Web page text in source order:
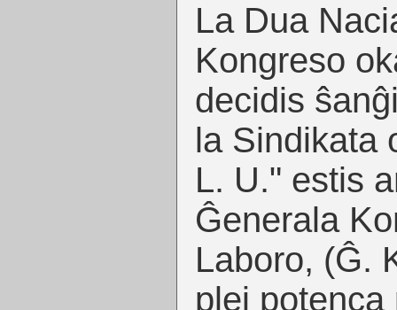
La Dua
Kongreso
decidis
la Sindikata
L. U." estis
Ĝenerala
Laboro, (Ĝ.
plej potenca